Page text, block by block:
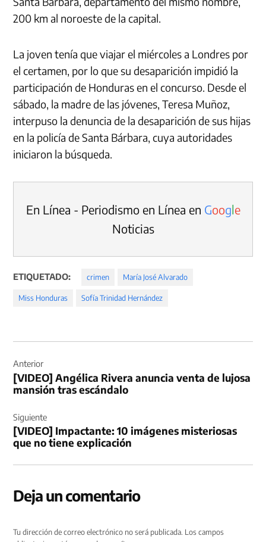
200 km al noroeste de la capital.
La joven tenía que viajar el miércoles a Londres por
el certamen, por lo que su desaparición impidió la
participación de Honduras en el concurso. Desde el
sábado, la madre de las jóvenes, Teresa Muñoz,
interpuso la denuncia de la desaparición de sus hijas
en la policía de Santa Bárbara, cuya autoridades
iniciaron la búsqueda.
En Línea - Periodismo en Línea en Google
Noticias
ETIQUETADO: crimen María José Alvarado
Miss Honduras Sofía Trinidad Hernández
de
entradas
Anterior
[VIDEO] Angélica Rivera anuncia venta de lujosa
mansión tras escándalo
Siguiente
[VIDEO] Impactante: 10 imágenes misteriosas
que no tiene explicación
Deja un comentario
Tu dirección de correo electrónico no será publicada. Los campos